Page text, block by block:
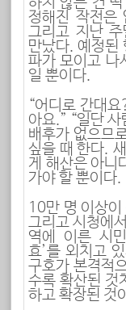
정해진 작전은
그리고 지난
만났다. 예정된
파가 모이고 나
일 뿐이다.
“어디로 간대
아요.” “일단
배후가 없으므
싶을 때 한다.
게 해산은 아니
가야 할 뿐이다.
10만 명 이상
그리고 시청에
역에 이른 시
효’를 외치고
구호가 본격적
수록 확산된 것
하고 확장된 것